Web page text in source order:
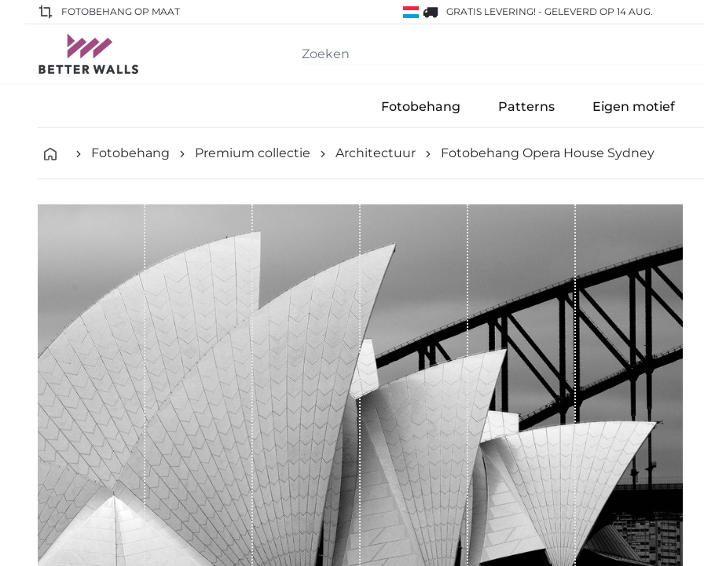
FOTOBEHANG OP MAAT GRATIS LEVERING! - GELEVERD OP 14 AUG.
Fotobehang Patterns Eigen motief
Fotobehang Premium collectie Architectuur Fotobehang Opera House Sydney